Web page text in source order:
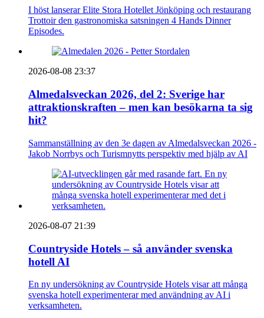
I höst lanserar Elite Stora Hotellet Jönköping och restaurang
Trottoir den gastronomiska satsningen 4 Hands Dinner
Episodes.
2026-08-08 23:37
Almedalsveckan 2026, del 2: Sverige har
attraktionskraften – men kan besökarna ta sig
hit?
Sammanställning av den 3e dagen av Almedalsveckan 2026 -
Jakob Norrbys och Turismnytts perspektiv med hjälp av AI
2026-08-07 21:39
Countryside Hotels – så använder svenska
hotell AI
En ny undersökning av Countryside Hotels visar att många
svenska hotell experimenterar med användning av AI i
verksamheten.